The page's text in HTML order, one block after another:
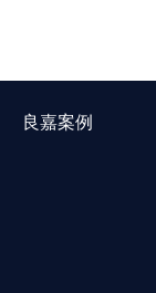
良嘉案例